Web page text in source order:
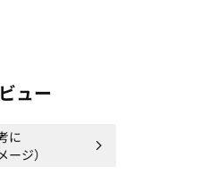
ュー
に
ージ）